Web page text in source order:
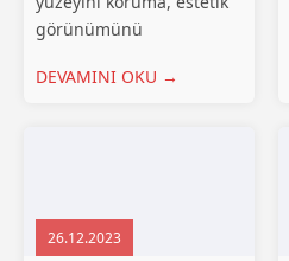
görünümünü
verimliliğini artırma
malzemeleri arasında
ahşap, alüminyum ve
DEVAMINI OKU →
26.12.2023